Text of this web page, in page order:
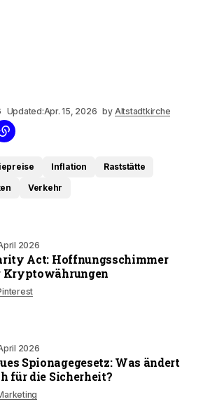
Updated:Apr. 15, 2026 by Altstadtkirche
Inflation
Raststätte
Verkehr
2026
Act: Hoffnungsschimmer
Kryptowährungen
2026
Spionagegesetz: Was ändert
für die Sicherheit?